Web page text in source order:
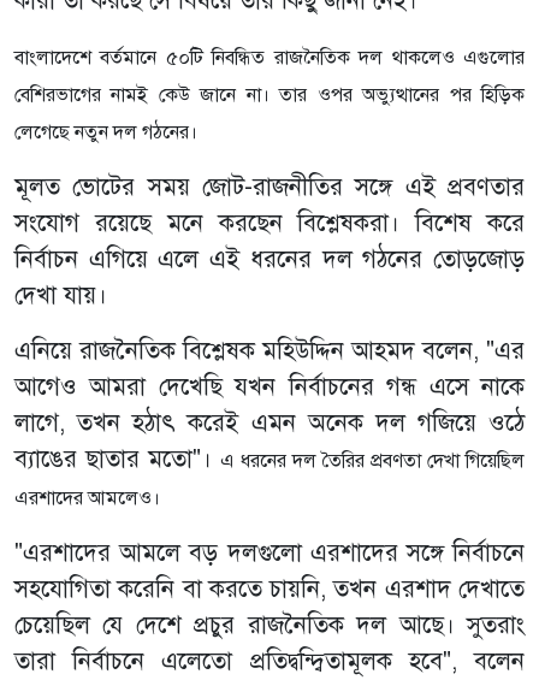
বাংলাদেশে বর্তমানে ৫০টি নিবন্ধিত রাজনৈতিক দল থাকলেও এগুলোর
বেশিরভাগের নামই কেউ জানে না। তার ওপর অভ্যুত্থানের পর হিড়িক
লেগেছে নতুন দল গঠনের।
মূলত ভোটের সময় জোট-রাজনীতির সঙ্গে এই প্রবণতার
সংযোগ রয়েছে মনে করছেন বিশ্লেষকরা। বিশেষ করে
নির্বাচন এগিয়ে এলে এই ধরনের দল গঠনের তোড়জোড়
দেখা যায়।
এনিয়ে রাজনৈতিক বিশ্লেষক মহিউদ্দিন আহমদ বলেন, "এর
আগেও আমরা দেখেছি যখন নির্বাচনের গন্ধ এসে নাকে
লাগে, তখন হঠাৎ করেই এমন অনেক দল গজিয়ে ওঠে
ব্যাঙের ছাতার মতো"। এ ধরনের দল তৈরির প্রবণতা দেখা গিয়েছিল
এরশাদের আমলেও।
"এরশাদের আমলে বড় দলগুলো এরশাদের সঙ্গে নির্বাচনে
সহযোগিতা করেনি বা করতে চায়নি, তখন এরশাদ দেখাতে
চেয়েছিল যে দেশে প্রচুর রাজনৈতিক দল আছে। সুতরাং
তারা নির্বাচনে এলেতো প্রতিদ্বন্দ্বিতামূলক হবে", বলেন